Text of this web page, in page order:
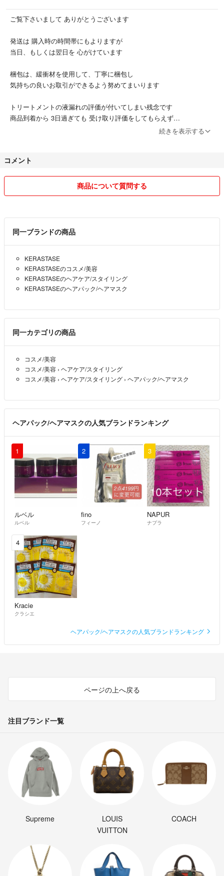
ご覧下さいまして ありがとうございます
発送は 購入時の時間帯にもよりますが
当日、もしくは翌日を 心がけています
梱包は、緩衝材を使用して、丁寧に梱包し
気持ちの良いお取引ができるよう努めてまいります
トリートメントの液漏れの評価が付いてしまい残念です
商品到着から 3日過ぎても 受け取り評価をしてもらえず
続きを表示する
コメント
商品について質問する
同一ブランドの商品
KERASTASE
KERASTASEのコスメ/美容
KERASTASEのヘアケア/スタイリング
KERASTASEのヘアパック/ヘアマスク
同一カテゴリの商品
コスメ/美容
コスメ/美容 › ヘアケア/スタイリング
コスメ/美容 › ヘアケア/スタイリング › ヘアパック/ヘアマスク
ヘアパック/ヘアマスクの人気ブランドランキング
1
ルベル
ルベル
2
fino
フィーノ
3
NAPUR
ナプラ
4
Kracie
クラシエ
ヘアパック/ヘアマスクの人気ブランドランキング
ページの上へ戻る
注目ブランド一覧
Supreme
LOUIS
VUITTON
COACH